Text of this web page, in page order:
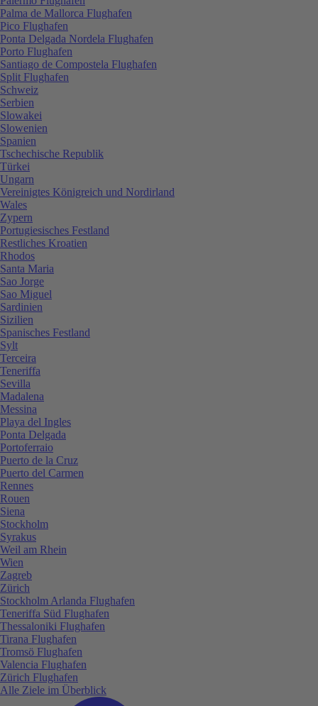
Palma de Mallorca Flughafen
Pico Flughafen
Ponta Delgada Nordela Flughafen
Porto Flughafen
Santiago de Compostela Flughafen
Split Flughafen
Schweiz
Serbien
Slowakei
Slowenien
Spanien
Tschechische Republik
Türkei
Ungarn
Vereinigtes Königreich und Nordirland
Wales
Zypern
Portugiesisches Festland
Restliches Kroatien
Rhodos
Santa Maria
Sao Jorge
Sao Miguel
Sardinien
Sizilien
Spanisches Festland
Sylt
Terceira
Teneriffa
Sevilla
Madalena
Messina
Playa del Ingles
Ponta Delgada
Portoferraio
Puerto de la Cruz
Puerto del Carmen
Rennes
Rouen
Siena
Stockholm
Syrakus
Weil am Rhein
Wien
Zagreb
Zürich
Stockholm Arlanda Flughafen
Teneriffa Süd Flughafen
Thessaloniki Flughafen
Tirana Flughafen
Tromsö Flughafen
Valencia Flughafen
Zürich Flughafen
Alle Ziele im Überblick